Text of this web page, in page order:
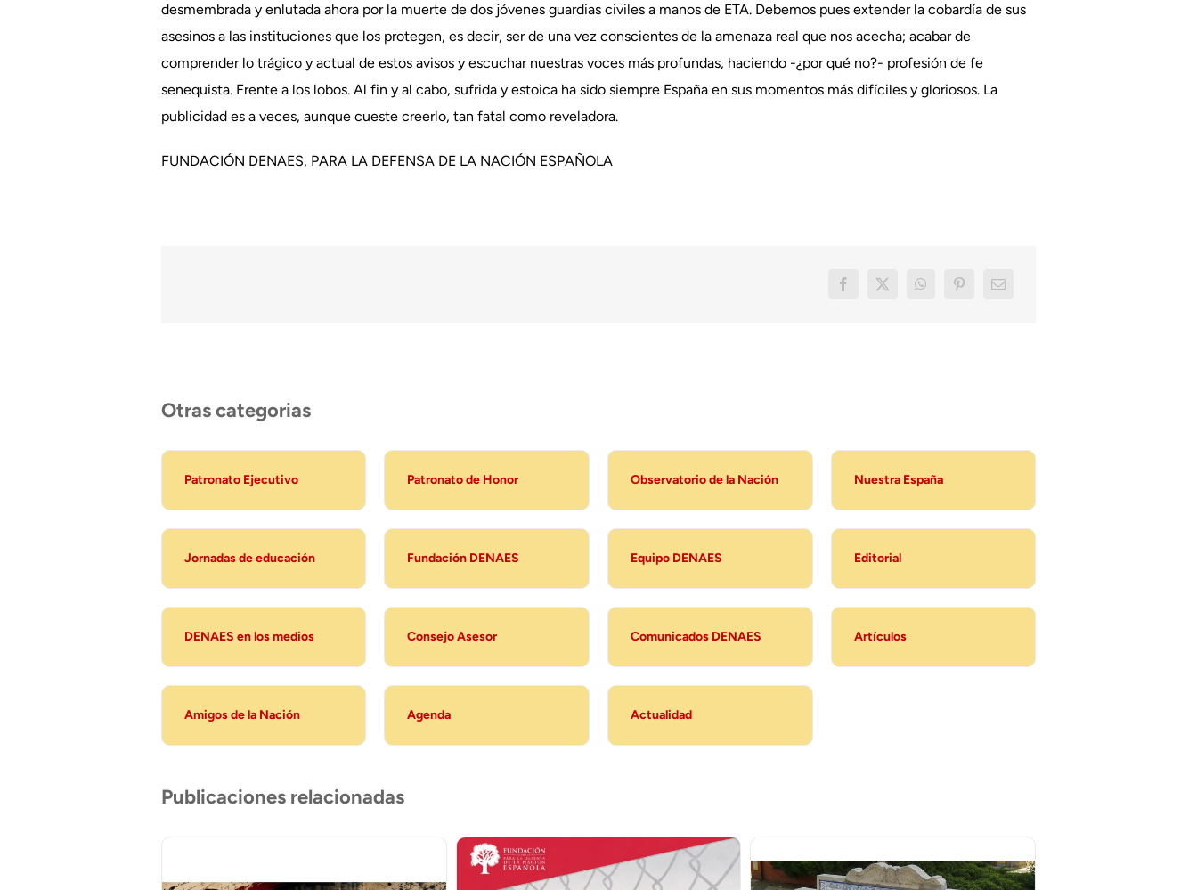
desmembrada y enlutada ahora por la muerte de dos jóvenes guardias civiles a manos de ETA. Debemos pues extender la cobardía de sus
asesinos a las instituciones que los protegen, es decir, ser de una vez conscientes de la amenaza real que nos acecha; acabar de
comprender lo trágico y actual de estos avisos y escuchar nuestras voces más profundas, haciendo -¿por qué no?- profesión de fe
senequista. Frente a los lobos. Al fin y al cabo, sufrida y estoica ha sido siempre España en sus momentos más difíciles y gloriosos. La
publicidad es a veces, aunque cueste creerlo, tan fatal como reveladora.
FUNDACIÓN DENAES, PARA LA DEFENSA DE LA NACIÓN ESPAÑOLA
Otras categorias
Patronato Ejecutivo Patronato de Honor Observatorio de la Nación Nuestra España
Jornadas de educación Fundación DENAES Equipo DENAES Editorial
DENAES en los medios Consejo Asesor Comunicados DENAES Artículos
Amigos de la Nación Agenda Actualidad
Publicaciones relacionadas